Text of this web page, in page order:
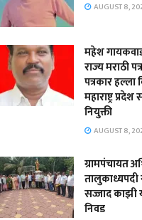
AUGUST 8,
महेश गायकवाड
राज्य मराठी
पत्रकार हल्ला
महाराष्ट्र
नियुक्ती
AUGUST 8,
ग्रामपंचायत
सज्जाद काझी
निवड